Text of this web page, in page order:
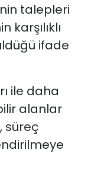
talepleri
karşılıklı
ifade
ile daha
alanlar
süreç